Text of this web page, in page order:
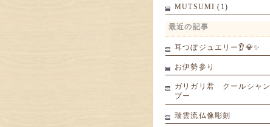
MUTSUMI (1)
最近の記事
耳つぼジュエリー👂💎✨
お伊勢参り
ガリガリ君 クールシャン
プー
瑞雲流仏像彫刻